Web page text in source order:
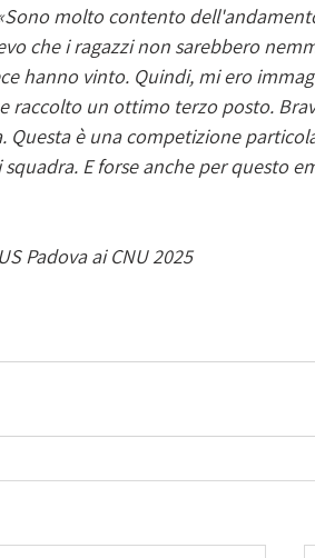
molto contento
che i ragazzi non sarebbero
hanno vinto. Quindi, mi ero
raccolto un ottimo terzo posto.
Questa è una competizione
E forse anche per questo
Padova ai CNU 2025